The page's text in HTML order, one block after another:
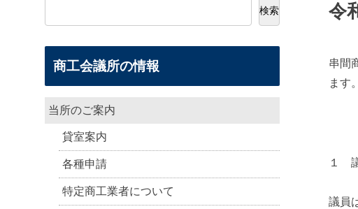
令
串間
ます。
１
議員
検索
商工会議所の情報
当所のご案内
貸室案内
各種申請
特定商工業者について